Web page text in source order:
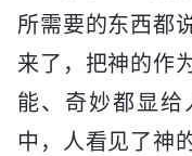
所需要的东西都
来了，把神的作
能、奇妙都显
中，人看见了神